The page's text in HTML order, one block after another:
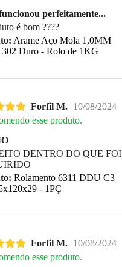
perfeitamente...
é bom ????
Arame Aço Mola 1,0MM
Duro - Rolo de 1KG
Forfil M.
10/08/2024
esse produto.
DENTRO DO QUE FOI
Rolamento 6311 DDU C3
- 1PÇ
Forfil M.
10/08/2024
esse produto.